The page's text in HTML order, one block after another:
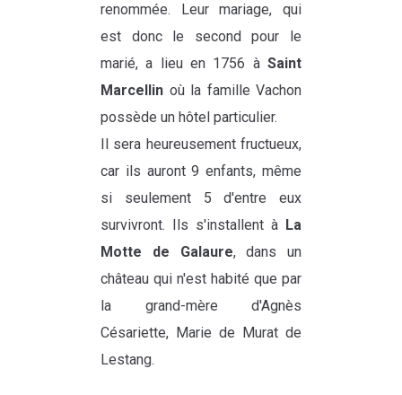
renommée. Leur mariage, qui
est donc le second pour le
marié, a lieu en 1756 à Saint
Marcellin où la famille Vachon
possède un hôtel particulier.
Il sera heureusement fructueux,
car ils auront 9 enfants, même
si seulement 5 d'entre eux
survivront. Ils s'installent à La
Motte de Galaure, dans un
château qui n'est habité que par
la grand-mère d'Agnès
Césariette, Marie de Murat de
Lestang.